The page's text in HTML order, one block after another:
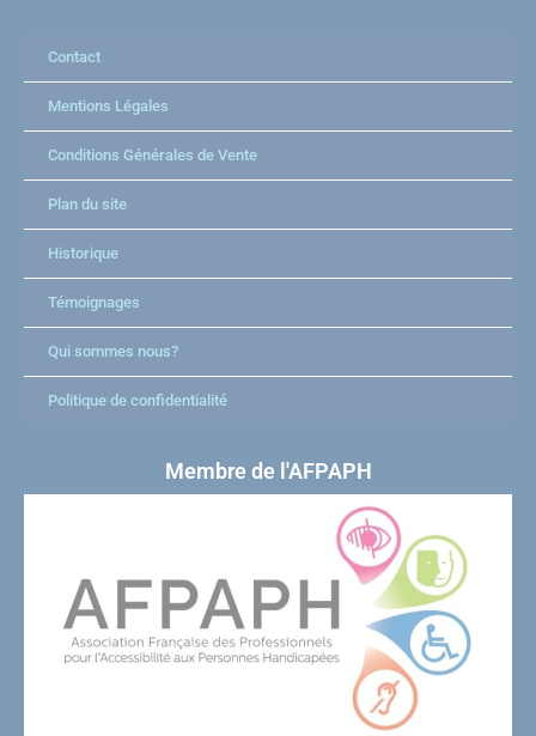
Contact
Mentions Légales
Conditions Générales de Vente
Plan du site
Historique
Témoignages
Qui sommes nous?
Politique de confidentialité
Membre de l'AFPAPH